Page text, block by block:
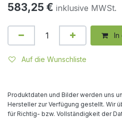
583,25 € inklusive MWSt.
In
Auf die Wunschliste
Produktdaten und Bilder werden uns
Hersteller zur Verfügung gestellt. Wir
für Richtig- bzw. Vollständigkeit der